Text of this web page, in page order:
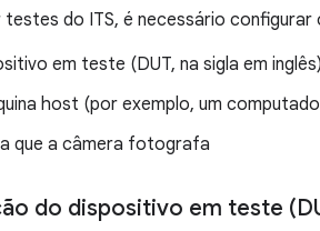
do ITS, é necessário configurar
em teste (DUT, na sigla em inglês)
host (por exemplo, um
que a câmera fotografa
do dispositivo em teste